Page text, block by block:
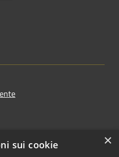
×
sui cookie